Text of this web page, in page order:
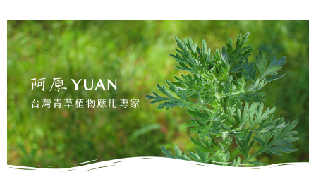
權轉讓予恩沛科技股份有限公司。
２．關於個人資料處理事宜，請瀏覽以下網址：
https://aftee.tw/terms/#terms3
３．未成年的使用者請事先徵得法定代理人或監護人之同意方可使用
「AFTEE先享後付」，若未經同意申辦者引起之損失，本公司不負相關責
任。
４．使用「AFTEE先享後付」時，將依據個別帳號之用戶狀況，依本公司即
時審查核予不同之上限額度；若仍有額度不足之情形，本公司將視審查結果
請求用戶進行身份認證。
５．嚴禁一人註冊多個帳號或使用他人資訊註冊。若發現惡意使用之情形，
恩沛科技股份有限公司將有權停止該用戶之使用額度並採取法律行動。